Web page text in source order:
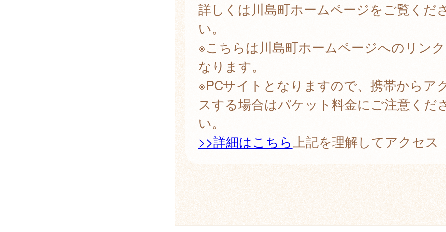
詳しくは川島町ホームページをご覧くだ
い。
※こちらは川島町ホームページへのリン
なります。
※PCサイトとなりますので、携帯からア
スする場合はパケット料金にご注意くだ
い。
>>詳細はこちら上記を理解してアクセス